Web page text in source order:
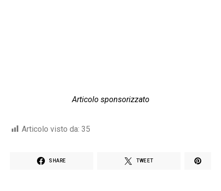
Articolo sponsorizzato
Articolo visto da: 35
SHARE TWEET